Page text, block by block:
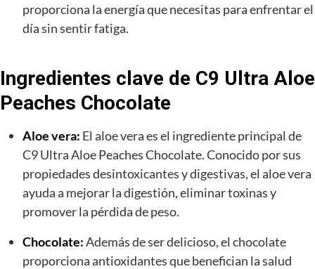
proporciona la energía que necesitas para enfrentar el
día sin sentir fatiga.
Ingredientes clave de C9 Ultra Aloe
Peaches Chocolate
Aloe vera: El aloe vera es el ingrediente principal de
C9 Ultra Aloe Peaches Chocolate. Conocido por sus
propiedades desintoxicantes y digestivas, el aloe vera
ayuda a mejorar la digestión, eliminar toxinas y
promover la pérdida de peso.
Chocolate:Además de ser delicioso, el chocolate
proporciona antioxidantes que benefician la salud